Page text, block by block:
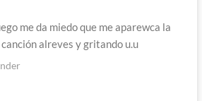
me da miedo que me aparewca la
alreves y gritando u.u